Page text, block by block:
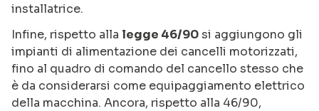
installatrice.
Infine, rispetto alla legge 46/90si aggiungono gli
impianti di alimentazione dei cancelli motorizzati,
fino al quadro di comando del cancello stesso che
è da considerarsi come equipaggiamento elettrico
della macchina. Ancora, rispetto alla 46/90,